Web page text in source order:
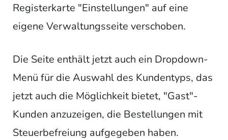
Registerkarte "Einstellungen" auf eine
eigene Verwaltungsseite verschoben.
Die Seite enthält jetzt auch ein Dropdown-
Menü für die Auswahl des Kundentyps, das
jetzt auch die Möglichkeit bietet, "Gast"-
Kunden anzuzeigen, die Bestellungen mit
Steuerbefreiung aufgegeben haben.